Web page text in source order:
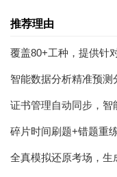
推荐理由
覆盖80+工种，提供针
智能数据分析精准预
证书管理自动同步，智
碎片时间刷题+错题重
全真模拟还原考场，生